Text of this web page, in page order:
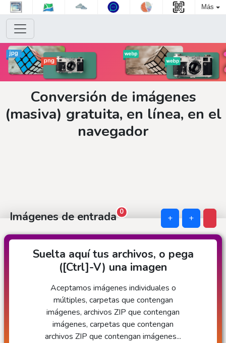
Más
Conversión de imágenes
(masiva) gratuita, en línea, en el
navegador
0
Imágenes de entrada + +
Suelta aquí tus archivos, o pega
([Ctrl]-V) una imagen
Aceptamos imágenes individuales o
múltiples, carpetas que contengan
imágenes, archivos ZIP que contengan
imágenes, carpetas que contengan
archivos ZIP que contengan imágenes...